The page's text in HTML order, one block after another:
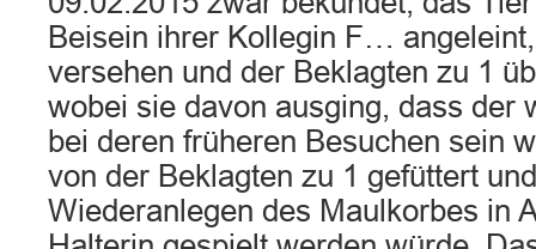
Beisein ihrer Kollegin F…
versehen und der Beklagten zu 1
wobei sie davon ausging, dass der
bei deren früheren Besuchen sein
von der Beklagten zu 1 gefüttert
Wiederanlegen des Maulkorbes in